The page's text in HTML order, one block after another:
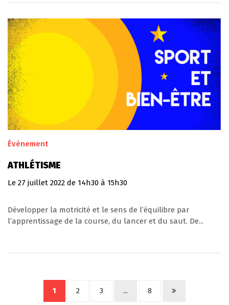
Événement
ATHLÉTISME
Le 27 juillet 2022 de 14h30 à 15h30
Développer la motricité et le sens de l’équilibre par
l’apprentissage de la course, du lancer et du saut. De...
1 2 3 ... 8